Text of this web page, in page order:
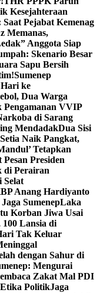
Kesejahteraan
Pejabat Kemenag
Memanas,
Anggota Siap
Skenario Besar
Sapu Bersih
Sumenep
ke
Dua Warga
Pengamanan VVIP
di Sarang
MendadakDua Sisi
Naik Pangkat,
Tetapkan
Presiden
di Perairan
Selat
Anang Hardiyanto
SumenepLaka
Korban Jiwa Usai
Lansia di
Tak Keluar
dengan Sahur di
Mengurai
Zakat Mal PDI
Etika PolitikJaga